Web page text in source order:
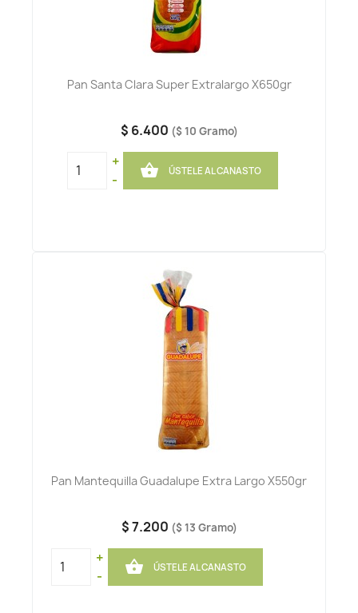
Pan Santa Clara Super Extralargo X650gr
$ 6.400 ($ 10 Gramo)
+
-
 ÚSTELE AL CANASTO
Pan Mantequilla Guadalupe Extra Largo X550gr
$ 7.200 ($ 13 Gramo)
+
-
 ÚSTELE AL CANASTO